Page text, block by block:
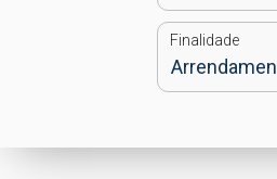
Finalidade